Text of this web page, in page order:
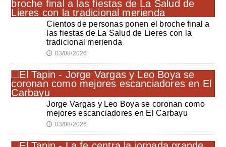
Cientos de personas ponen el broche final a
las fiestas de La Salud de Lieres con la
tradicional merienda
🕔 03/08/2026
Jorge Vargas y Leo Boya se coronan como
mejores escanciadores en El Carbayu
🕔 03/08/2026